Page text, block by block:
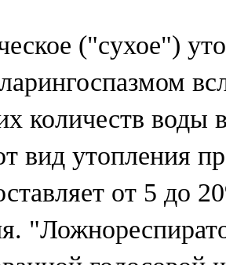
("сухое")
количеств воды
вид утопления
от 5 до